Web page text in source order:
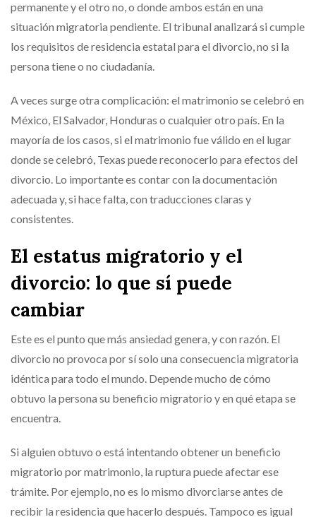
permanente y el otro no, o donde ambos están en una
situación migratoria pendiente. El tribunal analizará si cumple
los requisitos de residencia estatal para el divorcio, no si la
persona tiene o no ciudadanía.
A veces surge otra complicación: el matrimonio se celebró en
México, El Salvador, Honduras o cualquier otro país. En la
mayoría de los casos, si el matrimonio fue válido en el lugar
donde se celebró, Texas puede reconocerlo para efectos del
divorcio. Lo importante es contar con la documentación
adecuada y, si hace falta, con traducciones claras y
consistentes.
El estatus migratorio y el
divorcio: lo que sí puede
cambiar
Este es el punto que más ansiedad genera, y con razón. El
divorcio no provoca por sí solo una consecuencia migratoria
idéntica para todo el mundo. Depende mucho de cómo
obtuvo la persona su beneficio migratorio y en qué etapa se
encuentra.
Si alguien obtuvo o está intentando obtener un beneficio
migratorio por matrimonio, la ruptura puede afectar ese
trámite. Por ejemplo, no es lo mismo divorciarse antes de
recibir la residencia que hacerlo después. Tampoco es igual